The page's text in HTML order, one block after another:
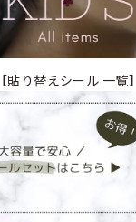
【貼り替えシール 一覧】